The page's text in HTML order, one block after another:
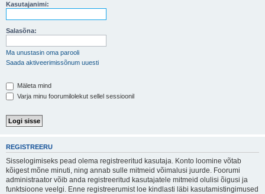
Kasutajanimi:
Salasõna:
Ma unustasin oma parooli
Saada aktiveerimissõnum uuesti
Mäleta mind
Varja minu foorumilolekut sellel sessioonil
REGISTREERU
Sisselogimiseks pead olema registreeritud kasutaja. Konto loomine võtab
kõigest mõne minuti, ning annab sulle mitmeid võimalusi juurde. Foorumi
administraator võib anda registreeritud kasutajatele mitmeid olulisi õigusi ja
funktsioone veelgi. Enne registreerumist loe kindlasti läbi kasutamistingimused